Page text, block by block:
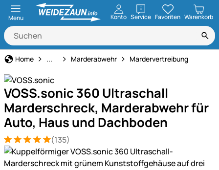
Menu Konto ServiceöffnenFavoriten Warenkorb
Home Tiervertreiber
... Marderabwehr Mardervertreibung
VOSS.sonic 360 Ultraschall
Marderschreck, Marderabwehr für
Auto, Haus und Dachboden
Bewertung: 5 von 5 (135 Bewertungen)
135 Bewertungen
(135)
Produktgalerie